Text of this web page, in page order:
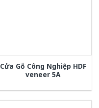
Cửa Gỗ Công Nghiệp HDF
veneer 5A